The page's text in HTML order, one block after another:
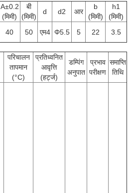
A±0.2
(मिमी)
बी
(मिमी)
d d2 आर
b
(मिमी)
h1
(मिमी)
40 50 एम4 Φ5.5 5 22 3.5
परिचालन
तापमान
(°C)
प्रतिध्वनित
आवृत्ति
(हर्ट्ज)
डम्पिंग
अनुपात
प्रभाव
परीक्षण
समाप्ति
तिथि